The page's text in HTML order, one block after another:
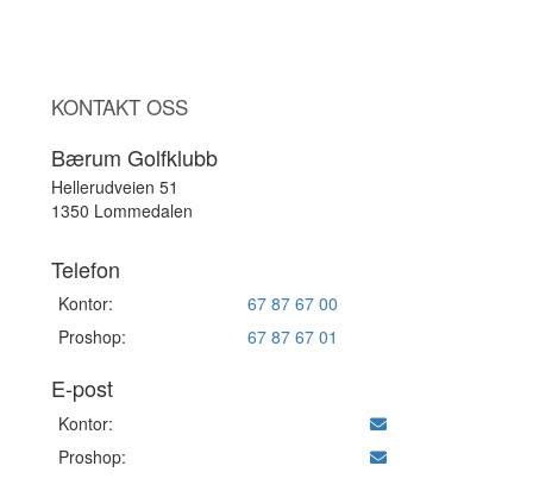
KONTAKT OSS
Bærum Golfklubb
Hellerudveien 51
1350 Lommedalen
Telefon
Kontor:
67 87 67 00
Proshop:
67 87 67 01
E-post
Kontor:
Proshop: